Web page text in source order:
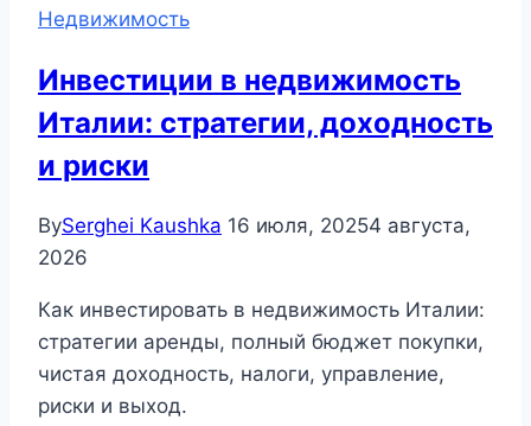
Недвижимость
Инвестиции в недвижимость
Италии: стратегии, доходность
и риски
BySerghei Kaushka 16 июля, 20254 августа,
2026
Как инвестировать в недвижимость Италии:
стратегии аренды, полный бюджет покупки,
чистая доходность, налоги, управление,
риски и выход.